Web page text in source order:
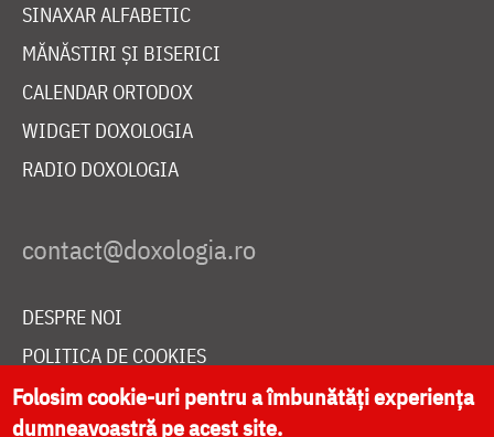
SINAXAR ALFABETIC
MĂNĂSTIRI ȘI BISERICI
CALENDAR ORTODOX
WIDGET DOXOLOGIA
RADIO DOXOLOGIA
DESPRE NOI
POLITICA DE COOKIES
DONEAZĂ ONLINE PENTRU CATEDRALA NAȚIONALĂ
Folosim cookie-uri pentru a îmbunătăți experiența
dumneavoastră pe acest site.